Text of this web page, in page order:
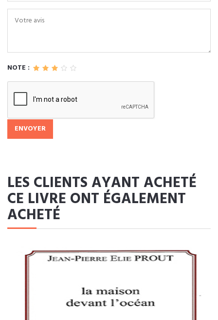
NOTE :
ENVOYER
LES CLIENTS AYANT ACHETÉ
CE LIVRE ONT ÉGALEMENT
ACHETÉ